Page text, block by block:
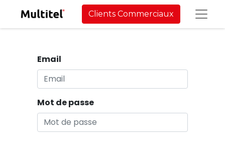
Clients Commerciaux
Email
Mot de passe